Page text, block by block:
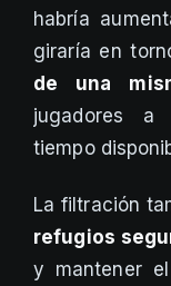
habría
giraría en
de una
jugadores a
tiempo
La filtración
refugios
y mantener